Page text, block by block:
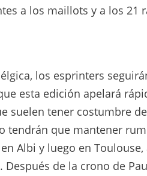
a los maillots y a los 21
los esprinters
esta edición apelará
suelen tener costumbre
tendrán que mantener
Albi y luego en
de la crono de